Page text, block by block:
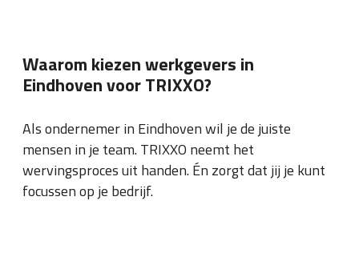
Waarom kiezen werkgevers in
Eindhoven voor TRIXXO?
Als ondernemer in Eindhoven wil je de juiste
mensen in je team. TRIXXO neemt het
wervingsproces uit handen. Én zorgt dat jij je kunt
focussen op je bedrijf.